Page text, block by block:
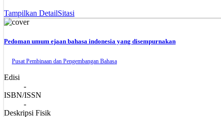
Tampilkan DetailSitasi
Pedoman umum ejaan bahasa indonesia yang disempurnakan
Pusat Pembinaan dan Pengembangan Bahasa
Edisi
-
ISBN/ISSN
-
Deskripsi Fisik